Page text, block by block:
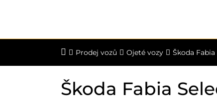
Prodej vozů Ojeté vozy Škoda Fabia
Škoda Fabia